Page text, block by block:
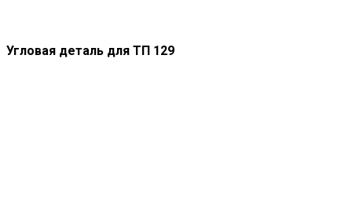
Угловая деталь для ТП 129